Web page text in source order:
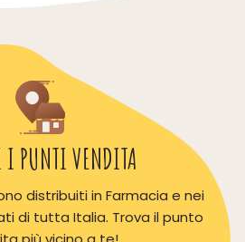
I PUNTI VENDITA
distribuiti in Farmacia e nei
di tutta Italia. Trova il punto